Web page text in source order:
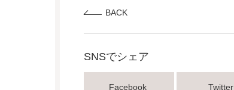
BACK
SNSでシェア
Facebook Twitter